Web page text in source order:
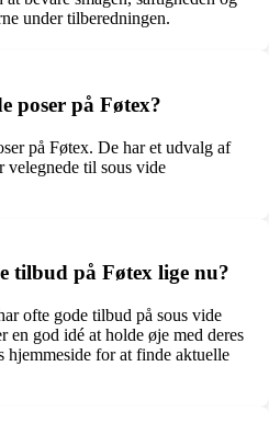
under tilberedningen.
poser på Føtex?
på Føtex. De har et udvalg af
velegnede til sous vide
tilbud på Føtex lige nu?
ofte gode tilbud på sous vide
en god idé at holde øje med deres
hjemmeside for at finde aktuelle